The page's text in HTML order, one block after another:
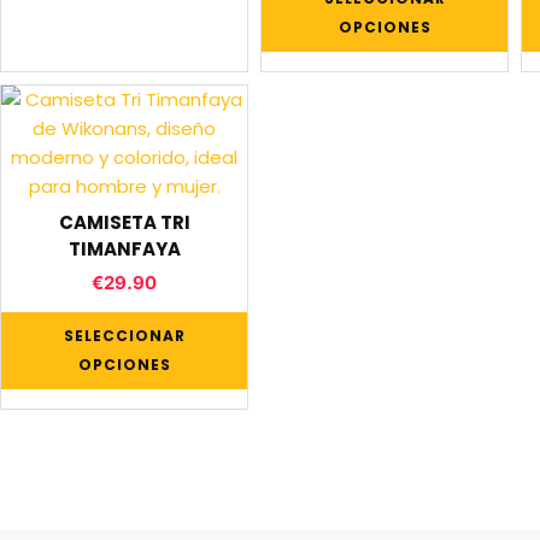
OPCIONES
CAMISETA TRI
TIMANFAYA
€29.90
SELECCIONAR
OPCIONES